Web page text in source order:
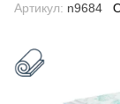
Артикул: n9684